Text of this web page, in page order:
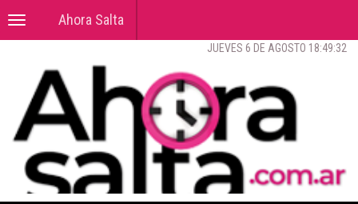
Toggle
navigation
Ahora Salta
JUEVES 6 DE AGOSTO 18:49:33